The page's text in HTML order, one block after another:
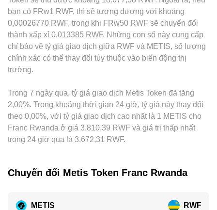
của cặp METIS/RWF. Cuối cùng, động lực kỹ thuật như
funding rate hợp đồng tương lai METIS trên các sàn phái
sinh, đáo hạn quyền chọn (nếu có), biến động chênh lệch
giá giữa CEX và DEX, và dòng vốn của “whale” lên sàn hoặc
rút về ví on-chain thường tạo thêm nhiễu động ngắn hạn lên
conversion rate METIS/RWF.
tuân theo công thức x × y = k, với x và y là dự trữ hai tài sản
trong pool, từ đó giá tức thời xấp xỉ bằng tỷ lệ y/x. Khi dòng
lệnh lớn đổ vào một phía, tỷ lệ này thay đổi, khiến
conversion rate METIS/RWF điều chỉnh cho phù hợp với
cung cầu tại chỗ.
fiat tại địa phương có thể phản ánh trực tiếp vào mức niêm
yết cặp METIS/RWF. Ngoài ra, trên nhiều nền tảng, giá niêm
yết METIS chủ yếu hình thành qua cặp METIS/USDT, sau
đó quy đổi sang RWF; khi USDT giao dịch lệch nhẹ so với
RWF thông qua các nhà cung cấp thanh khoản địa phương,
độ lệch này sẽ truyền vào mức giá cuối cùng của
METIS/RWF. Hoạt động arbitrage giữa các sàn giúp thu hẹp
chuyển khoản, phí giao dịch và giới hạn rút nạp, nên mức
sai khác ngắn hạn vẫn tồn tại.
bạn có FRw1 RWF, thì sẽ tương đương với khoảng
0,00026770 RWF, trong khi FRw50 RWF sẽ chuyển đổi
thành xấp xỉ 0,013385 RWF. Những con số này cung cấp
chỉ báo về tỷ giá giao dịch giữa RWF và METIS, số lượng
chính xác có thể thay đổi tùy thuộc vào biến động thị
trường.
Trong 7 ngày qua, tỷ giá giao dịch Metis Token đã tăng
2,00%. Trong khoảng thời gian 24 giờ, tỷ giá này thay đổi
theo 0,00%, với tỷ giá giao dịch cao nhất là 1 METIS cho
Franc Rwanda ở giá 3.810,39 RWF và giá trị thấp nhất
trong 24 giờ qua là 3.672,31 RWF.
Chuyển đổi Metis Token Franc Rwanda
METIS RWF